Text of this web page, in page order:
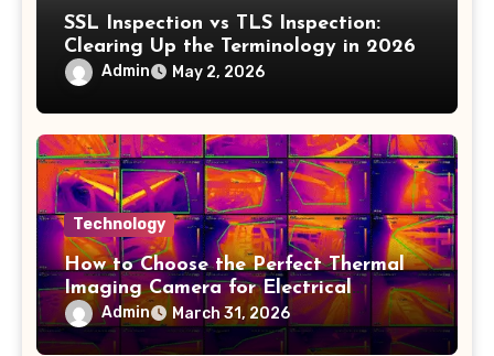
SSL Inspection vs TLS Inspection:
Clearing Up the Terminology in 2026
Admin May 2, 2026
Technology
How to Choose the Perfect Thermal
Imaging Camera for Electrical
Applications
Admin March 31, 2026